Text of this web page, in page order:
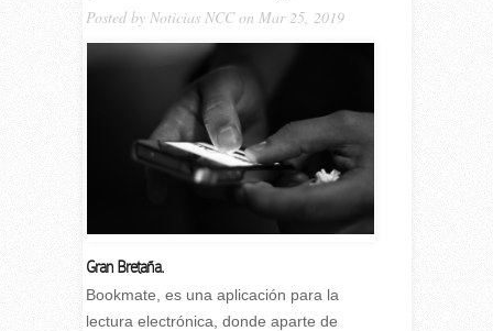
Posted by Noticias NCCon Mar 25, 2019
Gran Bretaña.
Bookmate, es una aplicación para la
lectura electrónica, donde aparte de